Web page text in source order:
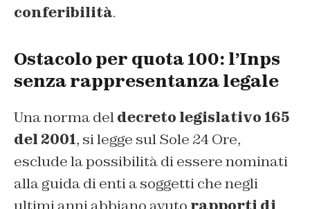
conferibilità.
Ostacolo per quota 100: l’Inps
senza rappresentanza legale
Una norma deldecreto legislativo 165
del 2001, si legge sul Sole 24 Ore,
esclude la possibilità di essere nominati
alla guida di enti a soggetti che negli